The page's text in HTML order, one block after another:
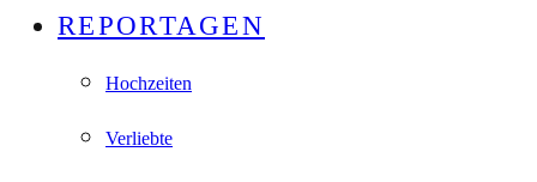
REPORTAGEN
Hochzeiten
Verliebte